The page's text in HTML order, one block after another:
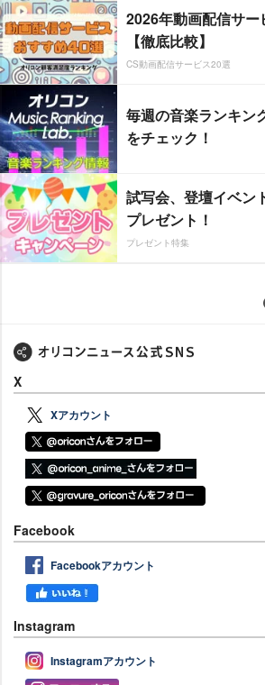
2026年動画配信サ
【徹底比較】
CS動画配信サービス20選
毎週の音楽ランキン
をチェック！
試写会、登壇イベン
プレゼント！
プレゼント特集
X
Xアカウント
Facebook
Facebookアカウント
Instagram
Instagramアカウント